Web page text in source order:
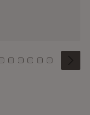
5 6 7
Kachel: 8
Zu Kachel: 9
Zu Kachel: 10
Zu Kachel: 11
Zu Kachel: 12
Zu Kachel:
Zu